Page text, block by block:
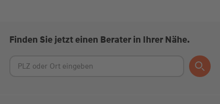
Finden Sie jetzt einen Berater in Ihrer Nähe.